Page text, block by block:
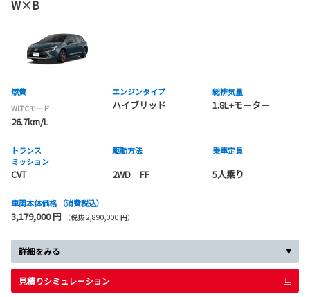
W×B
燃費
WLTCモード
26.7km/L
エンジンタイプ
ハイブリッド
総排気量
1.8L+モーター
トランス
ミッション
CVT
駆動方法
2WD FF
乗車定員
5人乗り
車両本体価格 （消費税込）
3,179,000 円 （税抜 2,890,000 円）
詳細をみる
見積りシミュレーション